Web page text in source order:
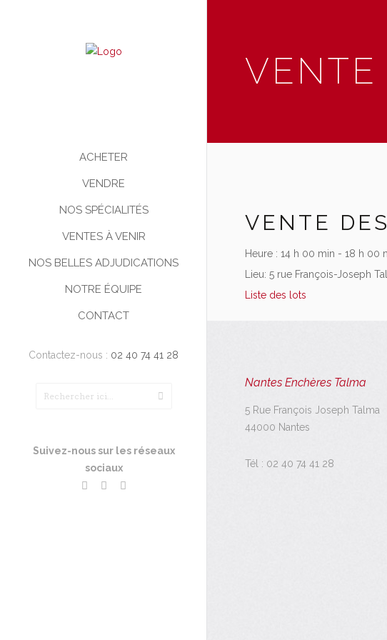
ACHETER
VENDRE
NOS SPÉCIALITÉS
VENTES À VENIR
NOS BELLES ADJUDICATIONS
NOTRE ÉQUIPE
CONTACT
Contactez-nous : 02 40 74 41 28
Suivez-nous sur les réseaux
sociaux
VENTE
VENTE
Heure : 14 h 00 min - 18 h 00
Lieu: 5 rue François-Joseph
Liste des lots
Nantes Enchères Talma
5 Rue François Joseph Talma
44000 Nantes
Tél : 02 40 74 41 28